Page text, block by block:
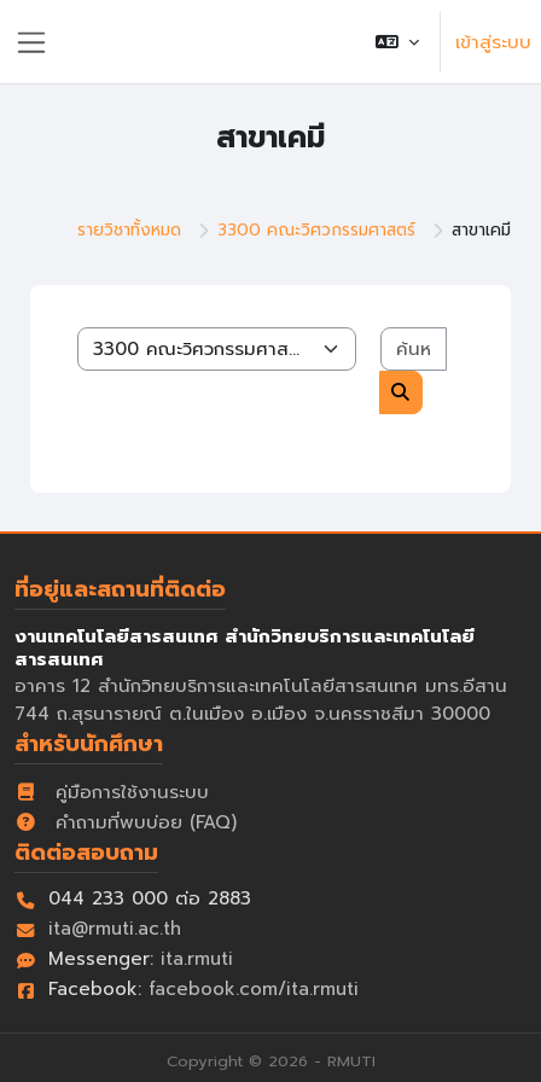
เข้าสู่ระบบ
สาขาเคมี
รายวิชาทั้งหมด 3300 คณะวิศวกรรมศาสตร์ สาขาเคมี
หมวดหมู่รายวิชา
ค้นหารายวิชา
ที่อยู่และสถานที่ติดต่อ
งานเทคโนโลยีสารสนเทศ สำนักวิทยบริการและเทคโนโลยี
สารสนเทศ
อาคาร 12 สำนักวิทยบริการและเทคโนโลยีสารสนเทศ มทร.อีสาน
744 ถ.สุรนารายณ์ ต.ในเมือง อ.เมือง จ.นครราชสีมา 30000
สำหรับนักศึกษา
คู่มือการใช้งานระบบ
คำถามที่พบบ่อย (FAQ)
ติดต่อสอบถาม
044 233 000 ต่อ 2883
ita@rmuti.ac.th
Messenger: ita.rmuti
Facebook: facebook.com/ita.rmuti
Copyright © 2026 - RMUTI